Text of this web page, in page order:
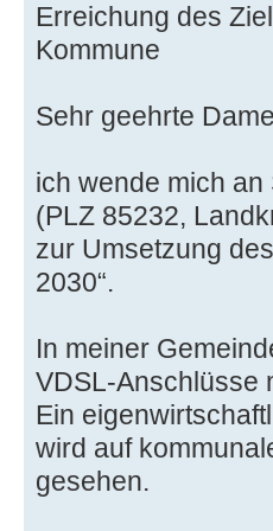
Erreichung des
Kommune
Sehr geehrte
ich wende mich
(PLZ 85232,
zur Umsetzung
2030“.
In meiner
VDSL-Anschlüsse
Ein
wird auf
gesehen.